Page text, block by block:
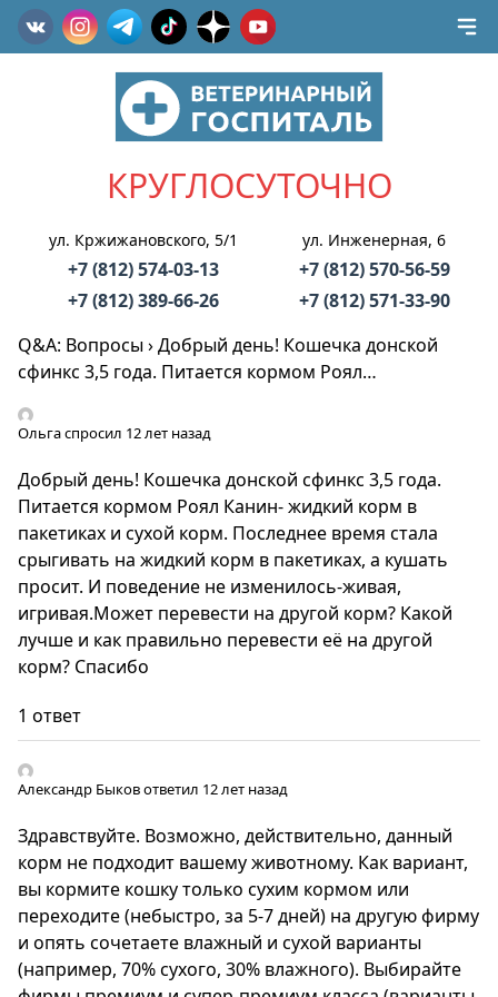
КРУГЛОСУТОЧНО
ул. Кржижановского, 5/1
+7 (812) 574-03-13
+7 (812) 389-66-26
ул. Инженерная, 6
+7 (812) 570-56-59
+7 (812) 571-33-90
Q&A: Вопросы›Добрый день! Кошечка донской
сфинкс 3,5 года. Питается кормом Роял…
Ольгаспросил 12 лет назад
Добрый день! Кошечка донской сфинкс 3,5 года.
Питается кормом Роял Канин- жидкий корм в
пакетиках и сухой корм. Последнее время стала
срыгивать на жидкий корм в пакетиках, а кушать
просит. И поведение не изменилось-живая,
игривая.Может перевести на другой корм? Какой
лучше и как правильно перевести её на другой
корм? Спасибо
1 ответ
Александр Быковответил 12 лет назад
Здравствуйте. Возможно, действительно, данный
корм не подходит вашему животному. Как вариант,
вы кормите кошку только сухим кормом или
переходите (небыстро, за 5-7 дней) на другую фирму
и опять сочетаете влажный и сухой варианты
(например, 70% сухого, 30% влажного). Выбирайте